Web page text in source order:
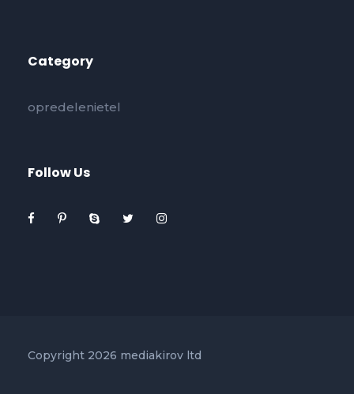
Category
opredelenietel
Follow Us
Copyright 2026 mediakirov ltd